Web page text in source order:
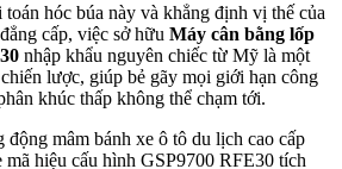
hóc búa này và khẳng định vị thế của
cấp, việc sở hữu Máy cân bằng lốp
nhập khẩu nguyên chiếc từ Mỹ là một
lược, giúp bẻ gãy mọi giới hạn công
khúc thấp không thể chạm tới.